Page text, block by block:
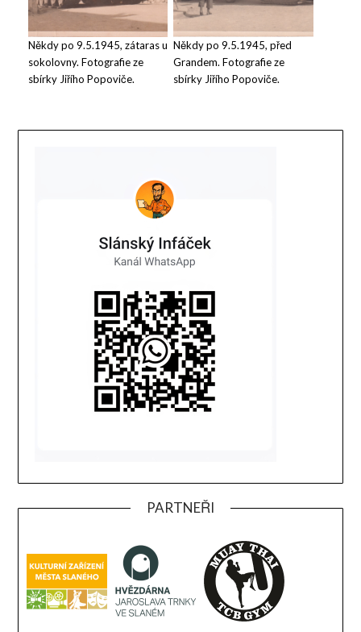
Někdy po 9.5.1945, zátaras u
sokolovny. Fotografie ze
sbírky Jiřího Popoviče.
Někdy po 9.5.1945, před
Grandem. Fotografie ze
sbírky Jiřího Popoviče.
PARTNEŘI